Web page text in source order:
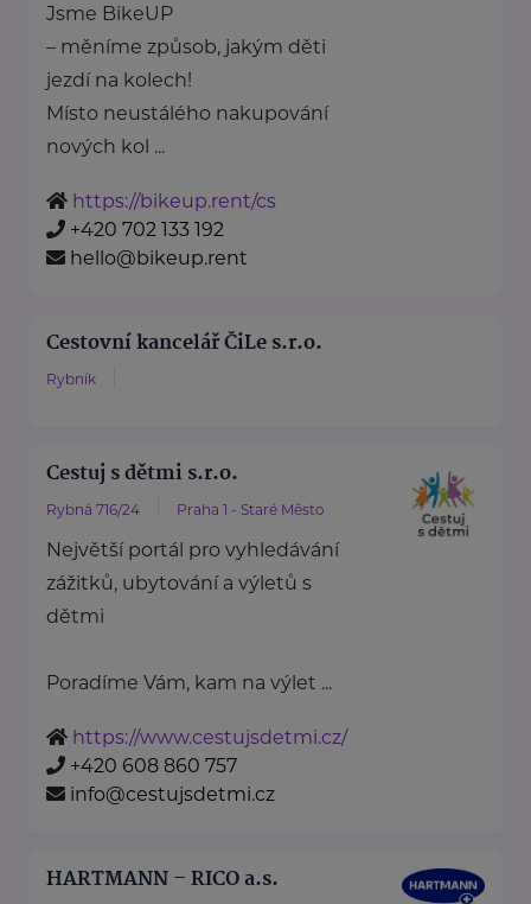
Jsme BikeUP
– měníme způsob, jakým děti
jezdí na kolech!
Místo neustálého nakupování
nových kol ...
https://bikeup.rent/cs
+420 702 133 192
hello@bikeup.rent
Cestovní kancelář ČiLe s.r.o.
Rybník
Cestuj s dětmi s.r.o.
Rybná 716/24 Praha 1 - Staré Město
Největší portál pro vyhledávání
zážitků, ubytování a výletů s
dětmi
Poradíme Vám, kam na výlet ...
https://www.cestujsdetmi.cz/
+420 608 860 757
info@cestujsdetmi.cz
HARTMANN – RICO a.s.